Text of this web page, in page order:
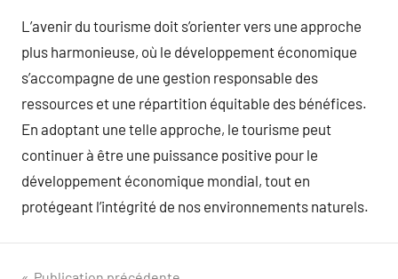
L’avenir du tourisme doit s’orienter vers une approche
plus harmonieuse, où le développement économique
s’accompagne de une gestion responsable des
ressources et une répartition équitable des bénéfices.
En adoptant une telle approche, le tourisme peut
continuer à être une puissance positive pour le
développement économique mondial, tout en
protégeant l’intégrité de nos environnements naturels.